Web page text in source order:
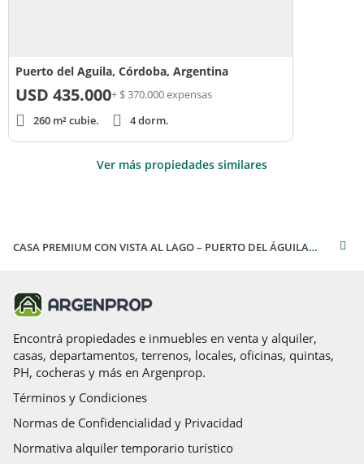
Puerto del Aguila, Córdoba, Argentina
USD 435.000+ $ 370.000 expensas
260 m² cubie.
4 dorm.
Ver más propiedades similares
CASA PREMIUM CON VISTA AL LAGO – PUERTO DEL ÁGUILA- 865
Encontrá propiedades e inmuebles en venta y alquiler,
casas, departamentos, terrenos, locales, oficinas, quintas,
PH, cocheras y más en Argenprop.
Términos y Condiciones
Normas de Confidencialidad y Privacidad
Normativa alquiler temporario turístico